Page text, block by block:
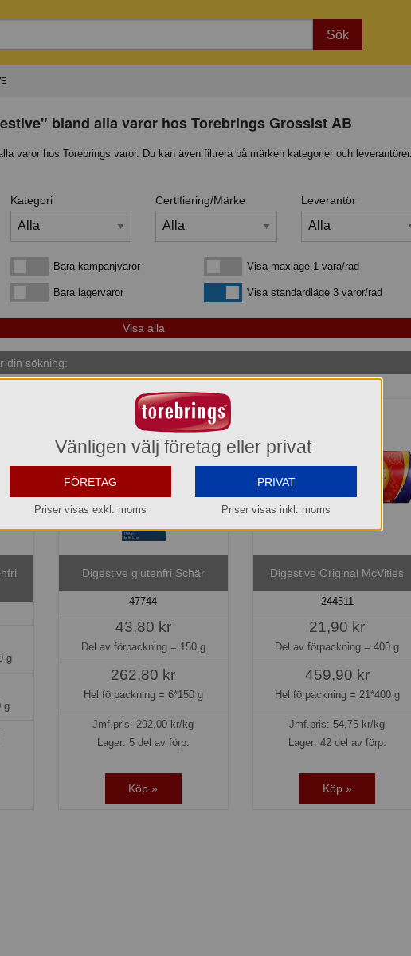
Sök
bland alla varor hos Torebrings Grossist AB
varor hos Torebrings varor. Du kan även filtrera på märken kategorier och leverantörer.
Kategori Certifiering/Märke Leverantör
Bara kampanjvarorBara kampanjvaror
Bara lagervarorBara lagervaror
Visa maxläge 1 vara/rad
Visa maxläge 1 vara/rad
Visa standardlägeVisa standardläge 3 varor/rad
din sökning:
g
g
Digestive glutenfri Schär
47744
43,80 kr
Del av förpackning = 150 g
262,80 kr
Hel förpackning = 6*150 g
Jmf.pris: 292,00 kr/kg
Lager: 5 del av förp.
Köp »
Digestive Original McVities
244511
21,90 kr
Del av förpackning =400 g
459,90 kr
Hel förpackning = 21*400 g
Jmf.pris: 54,75 kr/kg
Lager: 42 del av förp.
Köp »
Vänligen välj företag eller privat
FÖRETAG
Priser visas exkl. moms
PRIVAT
Priser visas inkl. moms